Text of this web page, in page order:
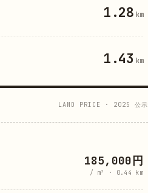
1.28 km
1.43 km
LAND PRICE · 2025 公示
185,000円
/ m² · 0.44 km